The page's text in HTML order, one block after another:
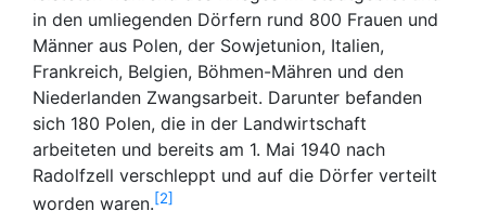
in den umliegenden Dörfern rund 800 Frauen und
Männer aus Polen, der Sowjetunion, Italien,
Frankreich, Belgien, Böhmen-Mähren und den
Niederlanden Zwangsarbeit. Darunter befanden
sich 180 Polen, die in der Landwirtschaft
arbeiteten und bereits am 1. Mai 1940 nach
Radolfzell verschleppt und auf die Dörfer verteilt
worden waren. 2